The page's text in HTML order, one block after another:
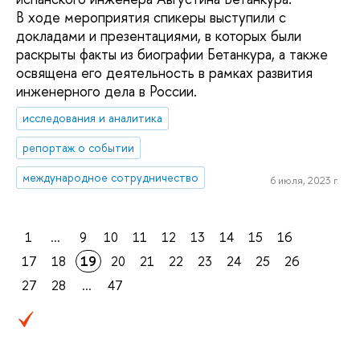
В ходе мероприятия спикеры выступили с
докладами и презентациями, в которых были
раскрыты факты из биографии Бетанкура, а также
освящена его деятельность в рамках развития
инженерного дела в России.
исследования и аналитика
репортаж о событии
международное сотрудничество
6 июля, 2023 г.
1 ... 9 10 11 12 13 14 15
16
17
18 19 20 21 22 23 24 25
26
27
28 ... 47